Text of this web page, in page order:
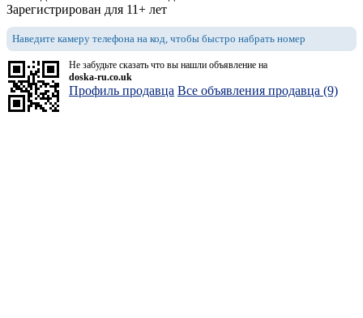
Зарегистрирован для 11+ лет
Наведите камеру телефона на код, чтобы быстро набрать номер
Не забудьте сказать что вы нашли объявление на
doska-ru.co.uk
Профиль продавца Все объявления продавца (9)